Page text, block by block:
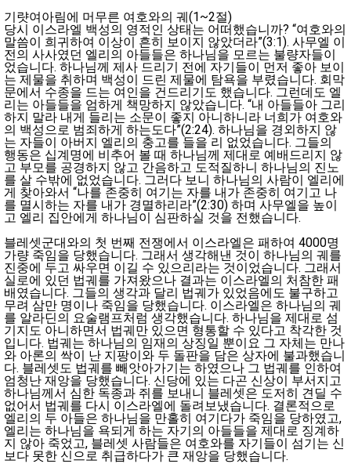
기럇여아림에 머무른 여호와의 궤(1~2절)
당시 이스라엘 백성의 영적인 상태는 어떠했습니까? “여호와의
말씀이 희귀하여 이상이 흔히 보이지 않았더라”(3:1). 사무엘 이
전의 사사였던 엘리의 아들들은 하나님을 모르는 불량자들이
었습니다. 하나님께 제사 드리기 전에 자기들이 먼저 좋아 보이
는 제물을 취하며 백성이 드린 제물에 탐욕을 부렸습니다. 회막
문에서 수종을 드는 여인을 건드리기도 했습니다. 그런데도 엘
리는 아들들을 엄하게 책망하지 않았습니다. “내 아들들아 그리
하지 말라 내게 들리는 소문이 좋지 아니하니라 너희가 여호와
의 백성으로 범죄하게 하는도다”(2:24). 하나님을 경외하지 않
는 자들이 아버지 엘리의 충고를 들을 리 없었습니다. 그들의
행동은 십계명에 비추어 볼 때 하나님께 제대로 예배드리지 않
고 부모를 공경하지 않고 간음하고 도적질하니 하나님의 진노
를 살 수밖에 없었습니다. 그러다 보니 하나님의 사람이 엘리에
게 찾아와서 “나를 존중히 여기는 자를 내가 존중히 여기고 나
를 멸시하는 자를 내가 경멸하리라”(2:30) 하며 사무엘을 높이
고 엘리 집안에게 하나님이 심판하실 것을 전했습니다.
블레셋군대와의 첫 번째 전쟁에서 이스라엘은 패하여 4000명
가량 죽임을 당했습니다. 그래서 생각해낸 것이 하나님의 궤를
진중에 두고 싸우면 이길 수 있으리라는 것이었습니다. 그래서
실로에 있던 법궤를 가져왔으나 결과는 이스라엘의 처참한 패
배였습니다. 그들의 생각과 달리 법궤가 있었음에도 불구하고
무려 삼만 명이나 죽임을 당했습니다. 이스라엘은 하나님의 궤
를 알라딘의 요술램프처럼 생각했습니다. 하나님을 제대로 섬
기지도 아니하면서 법궤만 있으면 형통할 수 있다고 착각한 것
입니다. 법궤는 하나님의 임재의 상징일 뿐이요 그 자체는 만나
와 아론의 싹이 난 지팡이와 두 돌판을 담은 상자에 불과했습니
다. 블레셋도 법궤를 빼앗아가기는 하였으나 그 법궤를 인하여
엄청난 재앙을 당했습니다. 신당에 있는 다곤 신상이 부서지고
하나님께서 심한 독종과 쥐를 보내니 블레셋은 도저히 견딜 수
없어서 법궤를 다시 이스라엘에 돌려보냈습니다. 결론적으로
엘리의 두 아들은 하나님을 만홀히 여기다가 죽임을 당하였고,
엘리는 하나님을 욕되게 하는 자기의 아들들을 제대로 징계하
지 않아 죽었고, 블레셋 사람들은 여호와를 자기들이 섬기는 신
보다 못한 신으로 취급하다가 큰 재앙을 당했습니다.